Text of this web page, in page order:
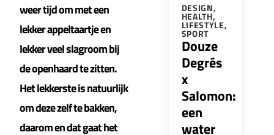
weer tijd om met een
lekker appeltaartje en
lekker veel slagroom bij
de openhaard te zitten.
Het lekkerste is natuurlijk
om deze zelf te bakken,
daarom en dat gaat het
DESIGN,
HEALTH,
LIFESTYLE,
SPORT
Douze
Degrés
x
Salomon:
een
water